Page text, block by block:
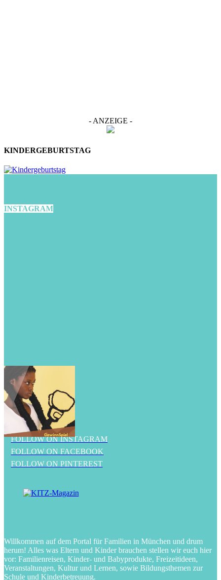
- ANZEIGE -
KINDERGEBURTSTAG
INSTAGRAM
FOLLOW ON INSTAGRAM
FOLLOW ON FACEBOOK
FOLLOW ON PINTEREST
Willkommen auf dem Portal für Familien in München und drum
herum! Alles was Eltern und Kinder brauchen stellen wir euch hier
vor: Familienreisen, Kinder- und Babyprodukte, Freizeitideen,
Veranstaltungen, Kultur und Lernen, sowie Bildungsthemen zur
Schule und Kinderbetreuung.